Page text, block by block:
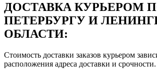
ДОСТАВКА КУРЬЕРОМ
ПЕТЕРБУРГУ И
ОБЛАСТИ:
Стоимость доставки заказов курьером
расположения адреса доставки и срочности.